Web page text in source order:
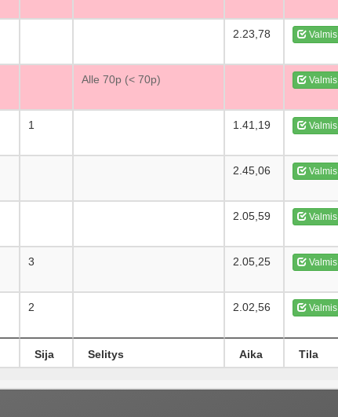
2.23,78 Valmis
Alle 70p (< 70p) Valmis
1 1.41,19 Valmis
2.45,06 Valmis
2.05,59 Valmis
3 2.05,25 Valmis
2 2.02,56 Valmis
Sija Selitys Aika Tila